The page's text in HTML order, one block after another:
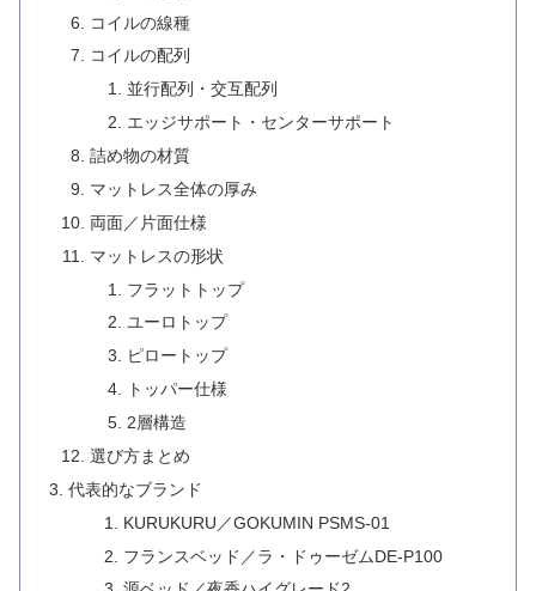
コイルの線種
コイルの配列
並行配列・交互配列
エッジサポート・センターサポート
詰め物の材質
マットレス全体の厚み
両面／片面仕様
マットレスの形状
フラットトップ
ユーロトップ
ピロートップ
トッパー仕様
2層構造
選び方まとめ
代表的なブランド
KURUKURU／GOKUMIN PSMS-01
フランスベッド／ラ・ドゥーゼムDE-P100